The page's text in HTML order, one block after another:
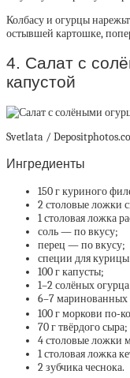
Колбасу и огурцы
остывшей картошке,
4. Салат с
капустой
Svetlata /
Ингредиенты
150 г куриного
2 столовые ложки
1 столовая ложка
соль — по вкусу;
перец — по вкусу;
специи для
100 г капусты;
1–2 солёных
6–7
100 г моркови
70 г твёрдого сыра;
4 столовые ложки
1 столовая ложка
2 зубчика чеснока.